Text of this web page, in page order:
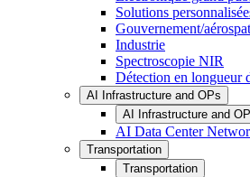
Solutions
Gouvernement/
Industrie
Spectroscopie NIR
Détection en longueur
AI Infrastructure and OPs
AI Infrastructure and
AI Data Center
Transportation
Transportation